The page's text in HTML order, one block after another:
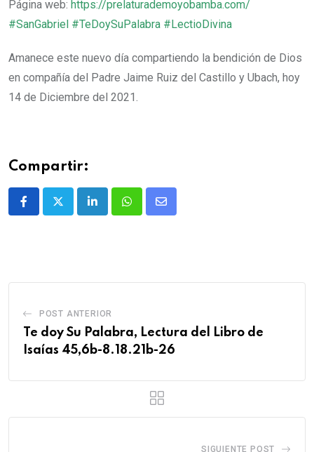
Página web: https://prelaturademoyobamba.com/
#SanGabriel​​​​​​​​​​​​​​​​ #TeDoySuPalabra #LectioDivina
Amanece este nuevo día compartiendo la bendición de Dios
en compañía del Padre Jaime Ruiz del Castillo y Ubach, hoy
14 de Diciembre del 2021.
Compartir:
POST ANTERIOR
Te doy Su Palabra, Lectura del Libro de
Isaías 45,6b-8.18.21b-26
SIGUIENTE POST